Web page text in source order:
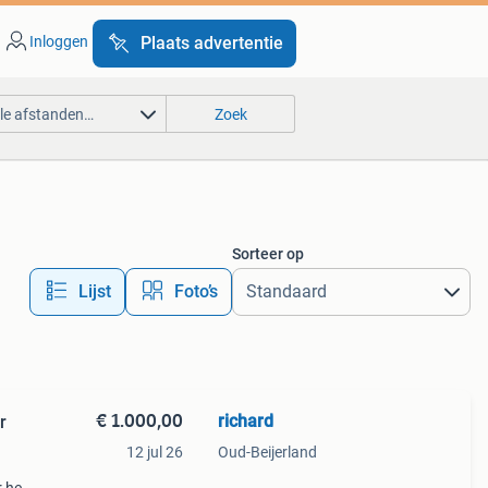
Inloggen Plaats advertentie
afstanden… Zoek
Lijst Foto’s
Sorteer op
€ 1.000,00
12 jul 26
richard
Oud-Beijerland